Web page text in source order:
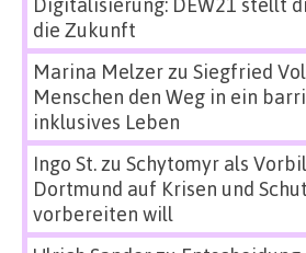
die Zukunft
Marina Melzerzu Siegfried
Menschen den Weg in ein
inklusives Leben
Ingo St.zu Schytomyr als
Dortmund auf Krisen und
vorbereiten will